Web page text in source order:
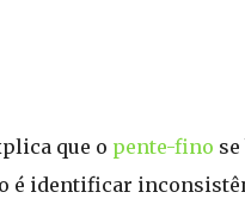
que o pente-fino
é identificar